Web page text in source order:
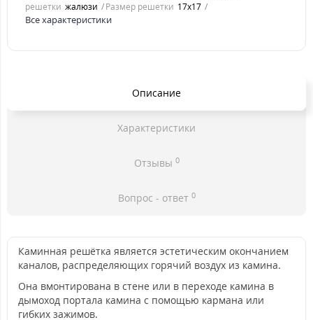
решетки жалюзи Размер решетки 17x17
Все характеристики
Описание
Характеристики
Отзывы 0
Вопрос - ответ 0
Каминная решётка является эстетическим окончанием
каналов, распределяющих горячий воздух из камина.
Она вмонтирована в стене или в переходе камина в
дымоход портала камина с помощью кармана или
гибких зажимов.